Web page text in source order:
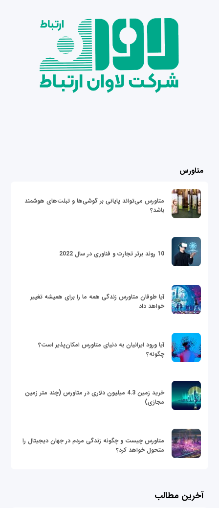
متاورس
متاورس می‌تواند پایانی بر گوشی‌ها و تبلت‌های هوشمند
باشد؟
10 روند برتر تجارت و فناوری در سال 2022
آیا طوفان متاورس زندگی همه ما را برای همیشه تغییر
خواهد داد
آیا ورود ایرانیان به دنیای متاورس امکان‌پذیر است؟
چگونه؟
خرید زمین 4.3 میلیون دلاری در متاورس (چند متر زمین
مجازی)
متاورس چیست و چگونه زندگی مردم در جهان دیجیتال را
متحول خواهد کرد؟
آخرین مطالب